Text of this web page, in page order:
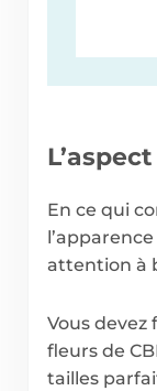
En ce qui
attention à
Vous devez
fleurs de
tailles